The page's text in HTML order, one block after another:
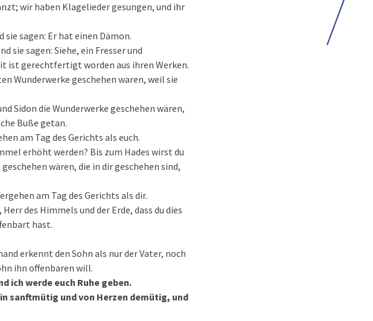
wir haben Klagelieder gesungen, und ihr
sagen: Er hat einen Dämon.
sie sagen: Siehe, ein Fresser und
ist gerechtfertigt worden aus ihren Werken.
Wunderwerke geschehen waren, weil sie
Sidon die Wunderwerke geschehen wären,
Buße getan.
am Tag des Gerichts als euch.
erhöht werden? Bis zum Hades wirst du
wären, die in dir geschehen sind,
am Tag des Gerichts als dir.
des Himmels und der Erde, dass du dies
hast.
erkennt den Sohn als nur der Vater, noch
ihn offenbaren will.
ich werde euch Ruhe geben.
sanftmütig und von Herzen demütig, und